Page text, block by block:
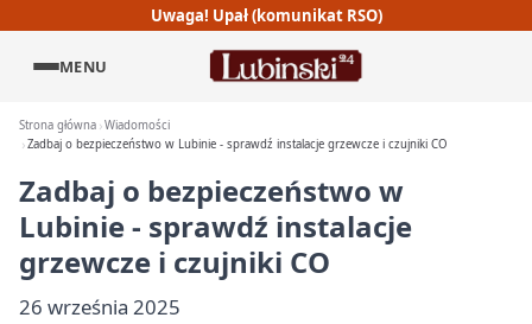
Uwaga! Upał (komunikat RSO)
MENU
Strona główna Wiadomości
Zadbaj o bezpieczeństwo w Lubinie - sprawdź instalacje grzewcze i czujniki CO
Zadbaj o bezpieczeństwo w
Lubinie - sprawdź instalacje
grzewcze i czujniki CO
26 września 2025